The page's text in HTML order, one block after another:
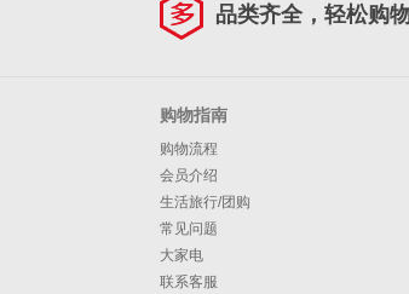
品类齐全，轻松购
购物指南
购物流程
会员介绍
生活旅行/团购
常见问题
大家电
联系客服